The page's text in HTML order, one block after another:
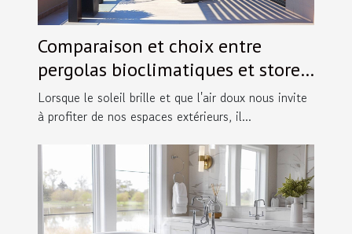
Comparaison et choix entre
pergolas bioclimatiques et stores
extérieurs
Lorsque le soleil brille et que l'air doux nous invite
à profiter de nos espaces extérieurs, il...